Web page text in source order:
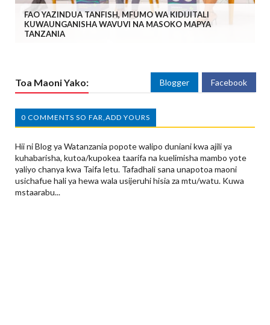
FAO YAZINDUA TANFISH, MFUMO WA KIDIJITALI
KUWAUNGANISHA WAVUVI NA MASOKO MAPYA
TANZANIA
Toa Maoni Yako: Blogger Facebook
0 COMMENTS SO FAR,ADD YOURS
Hii ni Blog ya Watanzania popote walipo duniani kwa ajili ya
kuhabarisha, kutoa/kupokea taarifa na kuelimisha mambo yote
yaliyo chanya kwa Taifa letu. Tafadhali sana unapotoa maoni
usichafue hali ya hewa wala usijeruhi hisia za mtu/watu. Kuwa
mstaarabu...